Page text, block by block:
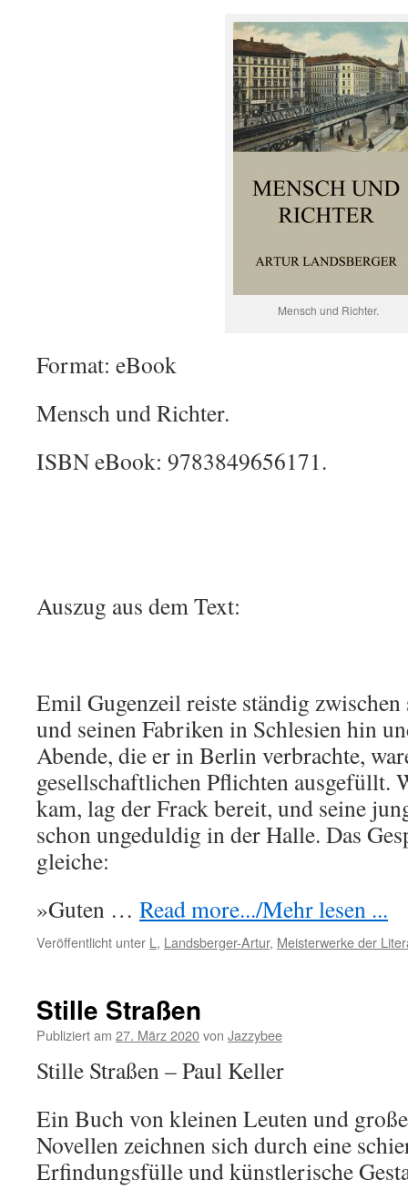
Mensch und Richter.
Format: eBook
Mensch und Richter.
ISBN eBook: 9783849656171.
Auszug aus dem Text:
Emil Gugenzeil reiste ständig
und seinen Fabriken in Schlesien hin
Abende, die er in Berlin verbrachte,
gesellschaftlichen Pflichten ausgefüllt.
kam, lag der Frack bereit, und seine
schon ungeduldig in der Halle. Das
gleiche:
»Guten … Read more.../Mehr lesen ...
Veröffentlicht unter L , Landsberger-Artur, Meisterwerke der
Stille Straßen
Publiziert am 27. März 2020von Jazzybee
Stille Straßen – Paul Keller
Ein Buch von kleinen Leuten und
Novellen zeichnen sich durch eine
Erfindungsfülle und künstlerische